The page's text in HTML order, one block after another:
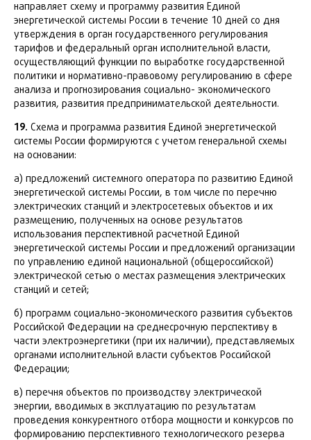
направляет схему и программу развития Единой
энергетической системы России в течение 10 дней со дня
утверждения в орган государственного регулирования
тарифов и федеральный орган исполнительной власти,
осуществляющий функции по выработке государственной
политики и нормативно-правовому регулированию в сфере
анализа и прогнозирования социально- экономического
развития, развития предпринимательской деятельности.
19. Схема и программа развития Единой энергетической
системы России формируются с учетом генеральной схемы
на основании:
а) предложений системного оператора по развитию Единой
энергетической системы России, в том числе по перечню
электрических станций и электросетевых объектов и их
размещению, полученных на основе результатов
использования перспективной расчетной Единой
энергетической системы России и предложений организации
по управлению единой национальной (общероссийской)
электрической сетью о местах размещения электрических
станций и сетей;
б) программ социально-экономического развития субъектов
Российской Федерации на среднесрочную перспективу в
части электроэнергетики (при их наличии), представляемых
органами исполнительной власти субъектов Российской
Федерации;
в) перечня объектов по производству электрической
энергии, вводимых в эксплуатацию по результатам
проведения конкурентного отбора мощности и конкурсов по
формированию перспективного технологического резерва